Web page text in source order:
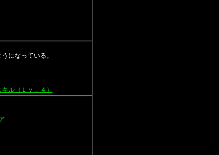
になっている。
ル（Ｌｖ．４）